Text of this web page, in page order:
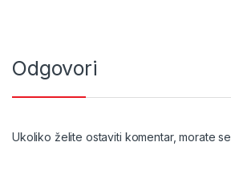
Odgovori
Ukoliko želite ostaviti komentar, morate se